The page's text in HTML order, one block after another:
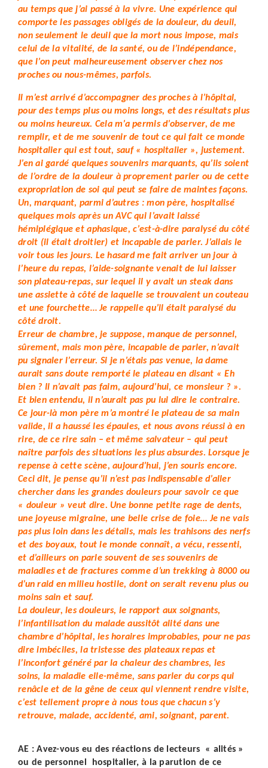
au temps que j’ai passé à la vivre. Une expérience qui
comporte les passages obligés de la douleur, du deuil,
non seulement le deuil que la mort nous impose, mais
celui de la vitalité, de la santé, ou de l’indépendance,
que l’on peut malheureusement observer chez nos
proches ou nous-mêmes, parfois.
Il m’est arrivé d’accompagner des proches à l’hôpital,
pour des temps plus ou moins longs, et des résultats plus
ou moins heureux. Cela m’a permis d’observer, de me
remplir, et de me souvenir de tout ce qui fait ce monde
hospitalier qui est tout, sauf « hospitalier », justement.
J’en ai gardé quelques souvenirs marquants, qu’ils soient
de l’ordre de la douleur à proprement parler ou de cette
expropriation de soi qui peut se faire de maintes façons.
Un, marquant, parmi d’autres : mon père, hospitalisé
quelques mois après un AVC qui l’avait laissé
hémiplégique et aphasique, c’est-à-dire paralysé du côté
droit (il était droitier) et incapable de parler. J’allais le
voir tous les jours. Le hasard me fait arriver un jour à
l’heure du repas, l’aide-soignante venait de lui laisser
son plateau-repas, sur lequel il y avait un steak dans
une assiette à côté de laquelle se trouvaient un couteau
et une fourchette… Je rappelle qu’il était paralysé du
côté droit.
Erreur de chambre, je suppose, manque de personnel,
sûrement, mais mon père, incapable de parler, n’avait
pu signaler l’erreur. Si je n’étais pas venue, la dame
aurait sans doute remporté le plateau en disant « Eh
bien ? Il n’avait pas faim, aujourd’hui, ce monsieur ? ».
Et bien entendu, il n’aurait pas pu lui dire le contraire.
Ce jour-là mon père m’a montré le plateau de sa main
valide, il a haussé les épaules, et nous avons réussi à en
rire, de ce rire sain – et même salvateur – qui peut
naître parfois des situations les plus absurdes. Lorsque je
repense à cette scène, aujourd’hui, j’en souris encore.
Ceci dit, je pense qu’il n’est pas indispensable d’aller
chercher dans les grandes douleurs pour savoir ce que
« douleur » veut dire. Une bonne petite rage de dents,
une joyeuse migraine, une belle crise de foie… Je ne vais
pas plus loin dans les détails, mais les trahisons des nerfs
et des boyaux, tout le monde connaît, a vécu, ressenti,
et d’ailleurs on parle souvent de ses souvenirs de
maladies et de fractures comme d’un trekking à 8000 ou
d’un raid en milieu hostile, dont on serait revenu plus ou
moins sain et sauf.
La douleur, les douleurs, le rapport aux soignants,
l’infantilisation du malade aussitôt alité dans une
chambre d’hôpital, les horaires improbables, pour ne pas
dire imbéciles, la tristesse des plateaux repas et
l’inconfort généré par la chaleur des chambres, les
soins, la maladie elle-même, sans parler du corps qui
renâcle et de la gêne de ceux qui viennent rendre visite,
c’est tellement propre à nous tous que chacun s’y
retrouve, malade, accidenté, ami, soignant, parent.
AE : Avez-vous eu des réactions de lecteurs « alités »
ou de personnel hospitalier, à la parution de ce